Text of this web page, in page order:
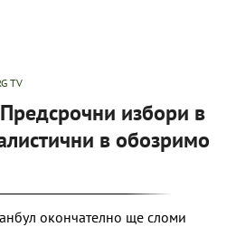
TV
избори в
в обозримо
окончателно ще сломи